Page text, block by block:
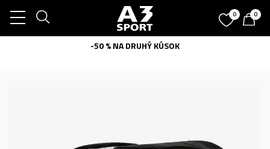
0 0
-50 % NA DRUHÝ KÚSOK